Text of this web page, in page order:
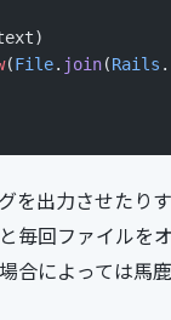
(File. join(Rails .
を出力させたり
毎回ファイルを
合によっては馬